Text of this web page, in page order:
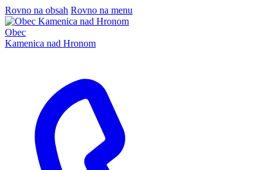
Rovno na obsah Rovno na menu
Obec
Kamenica nad Hronom